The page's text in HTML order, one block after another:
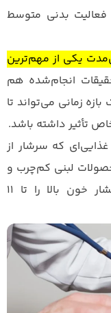
حداقل ۳۰ دقیقه فعالیت بدنی متوسط
یکی از مهم‌ترین
انجام‌شده هم
زمانی می‌تواند تا
تأثیر داشته باشد.
که سرشار از
لبنی کم‌چرب و
بدون کلسترول است، می‌تواند فشار خون بالا را تا ۱۱